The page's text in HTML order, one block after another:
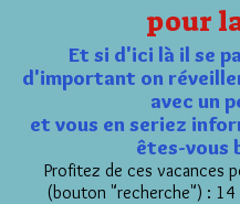
pour
Et si d'ici là il se
d'important on
avec un
et vous en seriez
êtes-vous
Profitez de ces vacances
(bouton "recherche") :